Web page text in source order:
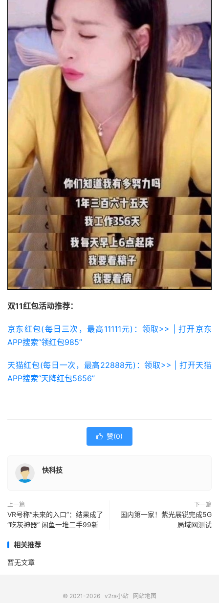
双11红包活动推荐：
京东红包(每日三次，最高11111元)：领取>> | 打开京东
APP搜索“领红包985”
天猫红包(每日一次，最高22888元)：领取>> | 打开天猫
APP搜索“天降红包5656”
 赞(0)
快科技
上一篇
VR号称“未来的入口”：结果成了
“吃灰神器” 闲鱼一堆二手99新
下一篇
国内第一家！紫光展锐完成5G
局域网测试
相关推荐
暂无文章
© 2021-2026 v2ra小站 网站地图